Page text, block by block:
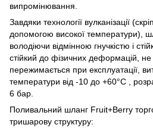
випромінювання.
Завдяки технології вулканізації
допомогою високої температури),
володіючи відмінною гнучкістю і
стійкий до фізичних деформацій, не
пережимається при експлуатації,
температури від -10 до +60°С ,
6 бар.
Поливальний шланг Fruit+Berry
тришарову структуру: